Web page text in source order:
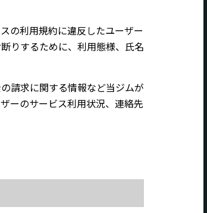
の利用規約に違反したユーザー
りするために、利用態様、氏名
請求に関する情報など当ジムが
ーのサービス利用状況、連絡先